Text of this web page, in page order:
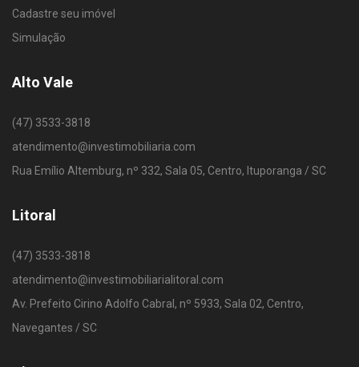
Cadastre seu imóvel
Simulação
Alto Vale
(47) 3533-3818
atendimento@investimobiliaria.com
Rua Emílio Altemburg, nº 332, Sala 05, Centro, Ituporanga / SC
Litoral
(47) 3533-3818
atendimento@investimobiliarialitoral.com
Av. Prefeito Cirino Adolfo Cabral, nº 5933, Sala 02, Centro,
Navegantes / SC